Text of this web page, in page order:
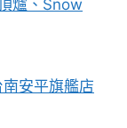
爐、Snow
安平旗艦店